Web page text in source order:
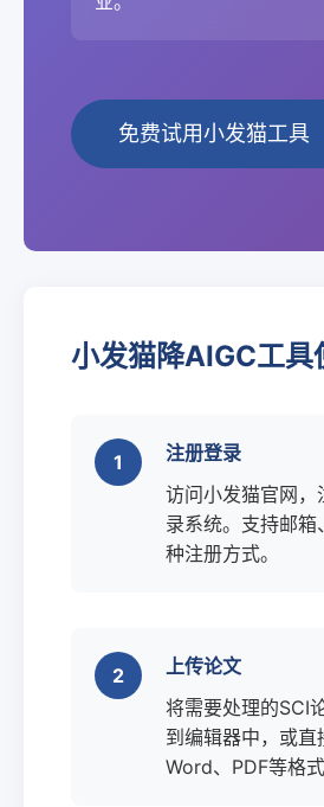
免费试用小发猫工具
小发猫降AIGC工具
注册登录
访问小发猫官网，
录系统。支持邮箱
种注册方式。
上传论文
将需要处理的SCI
到编辑器中，或直
Word、PDF等格式